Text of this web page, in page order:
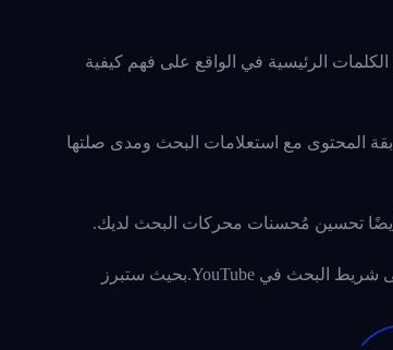
الرئيسية في الواقع على فهم كيفية
المحتوى مع استعلامات البحث ومدى صلتها
تحسين مُحسنات محركات البحث لديك.
هناك طريقة سريعة للعثور على الكلمات الرئيسية الشائعة للمحتوى الذي تفكر فيه وهي بدء البحث على شريط البحث في YouTube.بحيث ستبرز